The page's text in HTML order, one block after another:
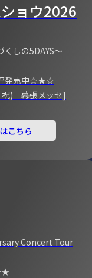
ョウ2026
くしの5DAYS～
発売中☆★☆
祝) 幕張メッセ]
こちら
Concert Tour